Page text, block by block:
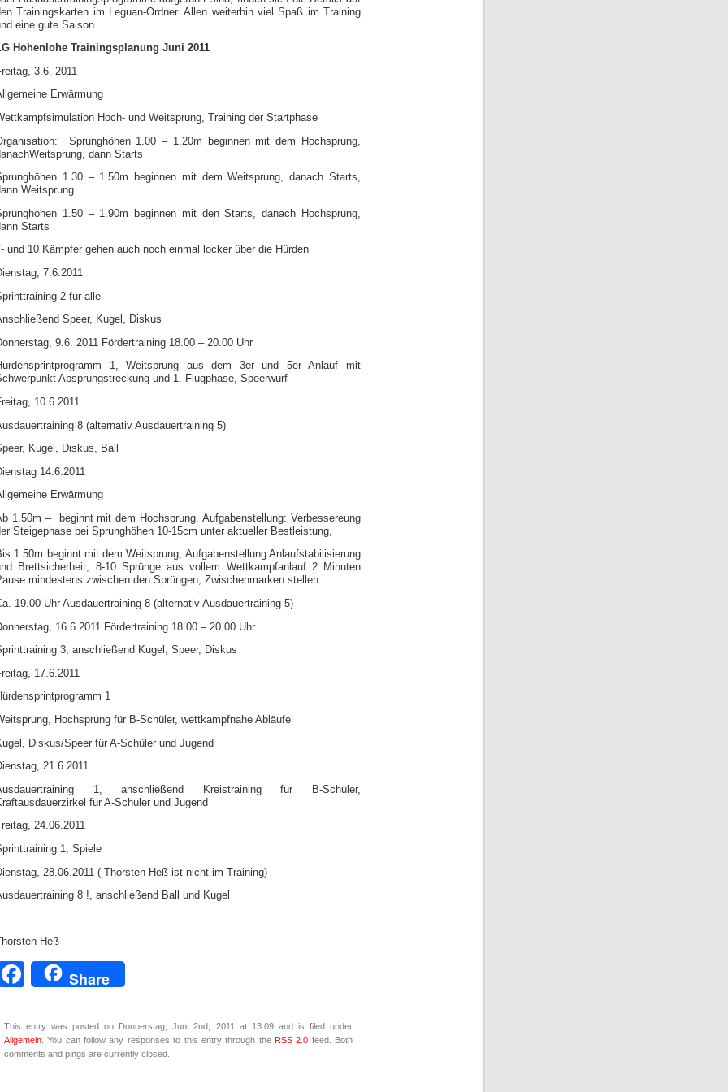
Trainingskarten im Leguan-Ordner. Allen weiterhin viel Spaß im Training
eine gute Saison.
Hohenlohe Trainingsplanung Juni 2011
3.6. 2011
Erwärmung
Hoch- und Weitsprung, Training der Startphase
Sprunghöhen 1.00 – 1.20m beginnen mit dem Hochsprung,
dann Starts
1.30 – 1.50m beginnen mit dem Weitsprung, danach Starts,
Weitsprung
1.50 – 1.90m beginnen mit den Starts, danach Hochsprung,
Starts
und 10 Kämpfer gehen auch noch einmal locker über die Hürden
7.6.2011
2 für alle
Speer, Kugel, Diskus
9.6. 2011 Fördertraining 18.00 – 20.00 Uhr
1, Weitsprung aus dem 3er und 5er Anlauf mit
Absprungstreckung und 1. Flugphase, Speerwurf
10.6.2011
8 (alternativ Ausdauertraining 5)
Kugel, Diskus, Ball
14.6.2011
Erwärmung
1.50m – beginnt mit dem Hochsprung, Aufgabenstellung: Verbessereung
Steigephase bei Sprunghöhen 10-15cm unter aktueller Bestleistung,
1.50m beginnt mit dem Weitsprung, Aufgabenstellung Anlaufstabilisierung
Brettsicherheit, 8-10 Sprünge aus vollem Wettkampfanlauf 2 Minuten
mindestens zwischen den Sprüngen, Zwischenmarken stellen.
19.00 Uhr Ausdauertraining 8 (alternativ Ausdauertraining 5)
16.6 2011 Fördertraining 18.00 – 20.00 Uhr
3, anschließend Kugel, Speer, Diskus
17.6.2011
1
Hochsprung für B-Schüler, wettkampfnahe Abläufe
Diskus/Speer für A-Schüler und Jugend
21.6.2011
1, anschließend Kreistraining für B-Schüler,
für A-Schüler und Jugend
24.06.2011
1, Spiele
28.06.2011 ( Thorsten Heß ist nicht im Training)
8 !, anschließend Ball und Kugel
Thorsten Heß
Facebook
Share
This entry was posted on Donnerstag, Juni 2nd, 2011 at 13:09 and is filed under
Allgemein . You can follow any responses to this entry through the RSS 2.0 feed. Both
comments and pings are currently closed.